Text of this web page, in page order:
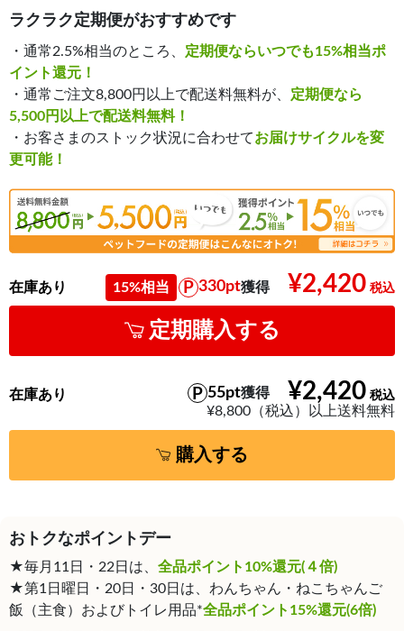
ラクラク定期便がおすすめです
・通常2.5%相当のところ、 定期便ならいつでも15%相当ポ
イント還元！
・通常ご注文8,800円以上で配送料無料が、 定期便なら
5,500円以上で配送料無料！
・お客さまのストック状況に合わせてお届けサイクルを変
更可能！
¥2,420
15%相当 330pt獲得
在庫あり
定期購入する
¥2,420
55pt獲得
¥8,800（税込）以上送料無料
在庫あり
購入する
おトクなポイントデー
★毎月11日・22日は、 全品ポイント10%還元(４倍)
★第1日曜日・20日・30日は、わんちゃん・ねこちゃんご
飯（主食）およびトイレ用品*全品ポイント15%還元(6倍)